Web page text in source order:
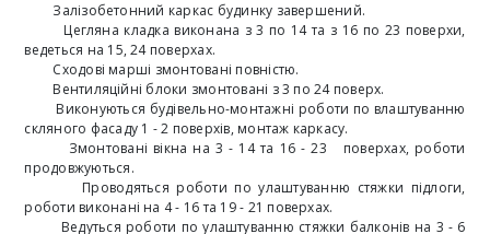
Залізобетонний каркас будинку завершений.
Цегляна кладка виконана з 3 по 14 та з 16 по 23 поверхи,
ведеться на 15, 24 поверхах.
Сходові марші змонтовані повністю.
Вентиляційні блоки змонтовані з 3 по 24 поверх.
Виконуються будівельно-монтажні роботи по влаштуванню
скляного фасаду 1 - 2 поверхів, монтаж каркасу.
Змонтовані вікна на 3 - 14 та 16 - 23
поверхах, роботи
продовжуються.
Проводяться роботи по улаштуванню стяжки підлоги,
роботи виконані на 4 - 16 та 19 - 21 поверхах.
Ведуться роботи по улаштуванню стяжки балконів на 3 - 6